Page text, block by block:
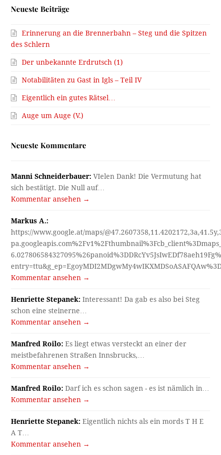
Neueste Beiträge
Erinnerung an die Brennerbahn – Steg und die Spitzen
des Schlern
Der unbekannte Erdrutsch (1)
Notabilitäten zu Gast in Igls – Teil IV
Eigentlich ein gutes Rätsel…
Auge um Auge (V.)
Neueste Kommentare
Manni Schneiderbauer: VIelen Dank! Die Vermutung hat
sich bestätigt. Die Null auf…
Kommentar ansehen →
Markus A.:
https://www.google.at/maps/
Kommentar ansehen →
Henriette Stepanek: Interessant! Da gab es also bei Steg
schon eine steinerne…
Kommentar ansehen →
Manfred Roilo: Es liegt etwas versteckt an einer der
meistbefahrenen Straßen Innsbrucks,…
Kommentar ansehen →
Manfred Roilo: Darf ich es schon sagen - es ist nämlich in…
Kommentar ansehen →
Henriette Stepanek: Eigentlich nichts als ein mords T H E
A T…
Kommentar ansehen →